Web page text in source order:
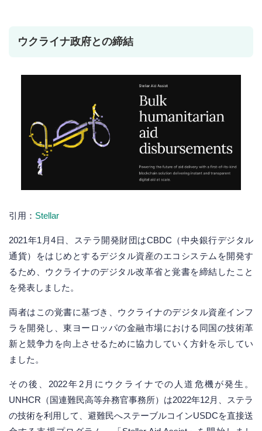
ウクライナ政府との締結
引用： Stellar
2021年1月4日、ステラ開発財団はCBDC（中央銀行デジタル
通貨）をはじめとするデジタル資産のエコシステムを開発す
るため、ウクライナのデジタル改革省と覚書を締結したこと
を発表しました。
両者はこの覚書に基づき、ウクライナのデジタル資産インフ
ラを開発し、東ヨーロッパの金融市場における同国の技術革
新と競争力を向上させるために協力していく方針を示してい
ました。
その後、2022年2月にウクライナでの人道危機が発生。
UNHCR（国連難民高等弁務官事務所）は2022年12月、ステラ
の技術を利用して、避難民へステーブルコインUSDCを直接送